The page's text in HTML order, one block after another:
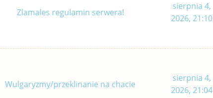
Zlamales regulamin serwera!
sierpnia 4,
2026, 21:10
Wulgaryzmy/przeklinanie na chacie
sierpnia 4,
2026, 21:04